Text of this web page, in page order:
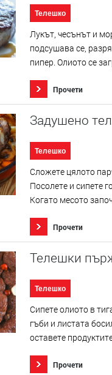
Телешко
Лукът, чесънът и
подсушава се,
пипер. Олиото се
Прочети
Задушено
Телешко
Сложете цялото
Посолете и сипете
Когато месото
Прочети
Телешки
Телешко
Сипете олиото в
гъби и листата
оставете
Прочети